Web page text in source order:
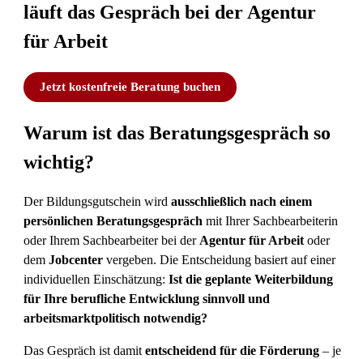
läuft das Gespräch bei der Agentur
für Arbeit
Jetzt kostenfreie Beratung buchen
Warum ist das Beratungsgespräch so
wichtig?
Der Bildungsgutschein wirdausschließlich nach einem
persönlichen Beratungsgespräch mit Ihrer Sachbearbeiterin
oder Ihrem Sachbearbeiter bei derAgentur für Arbeitoder
demJobcenter vergeben. Die Entscheidung basiert auf einer
individuellen Einschätzung:Ist die geplante Weiterbildung
für Ihre berufliche Entwicklung sinnvoll und
arbeitsmarktpolitisch notwendig?
Das Gespräch ist damitentscheidend für die Förderung – je